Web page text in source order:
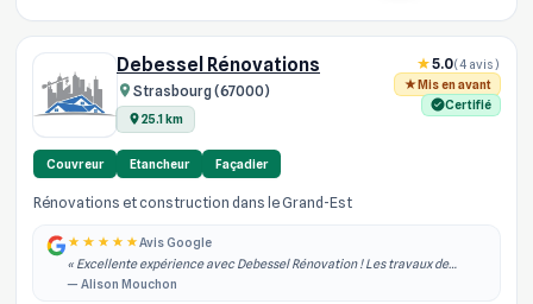
Debessel Rénovations
Strasbourg (67000)
25.1 km
5.0(4 avis)
Mis en avant
Certifié
Couvreur Etancheur Façadier
Rénovations et construction dans le Grand-Est
Avis Google
« Excellente expérience avec Debessel Rénovation ! Les travaux de
rénovation intérieure ont été réalisés rapidement, dans les délais
— Alison Mouchon